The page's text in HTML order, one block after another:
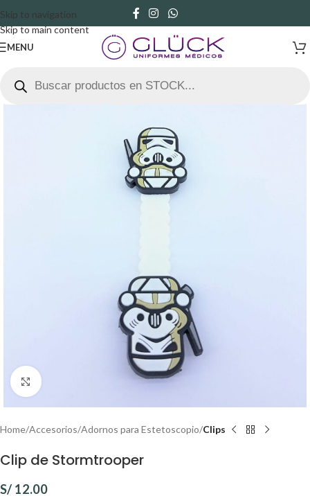
Skip to navigation
Skip to main content
MENU
Click to enlarge
Home Accesorios Adornos para Estetoscopio Clips
Clip de Stormtrooper
S/ 12.00